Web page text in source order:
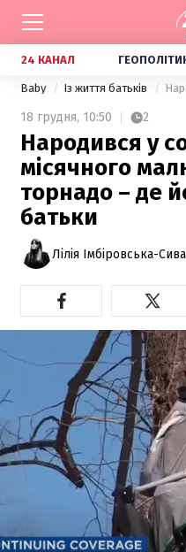
24 КАНАЛ
Baby Із життя батьків
18 грудня, 10:50 2
Народився у
місячного
торнадо – де
батьки
Лілія Імбіровська-